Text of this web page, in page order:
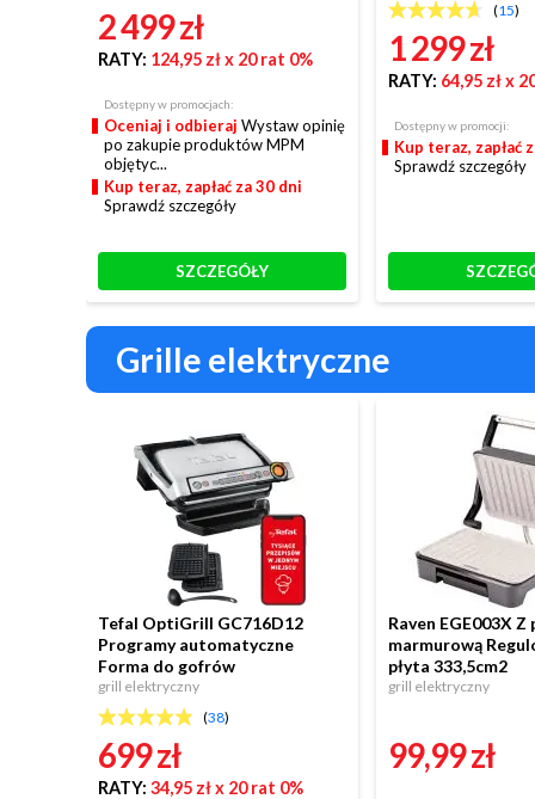
2 499 zł
RATY: 124,95 złx 20 rat 0%
Dostępny w promocjach:
Oceniaj i odbieraj Wystaw opinię
po zakupie produktów MPM
objętyc...
Kup teraz, zapłać za 30 dni
Sprawdź szczegóły
SZCZEGÓŁY
(15)
1 299 zł
RATY: 64,95 złx
Dostępny w promocji:
Kup teraz, zapłać
Sprawdź szczegóły
Grille elektryczne
Tefal OptiGrill GC716D12
Programy automatyczne
Forma do gofrów
grill elektryczny
(38)
699 zł
RATY: 34,95 złx 20 rat 0%
Raven EGE003X Z
marmurową
płyta 333,5cm2
grill elektryczny
99,99 zł